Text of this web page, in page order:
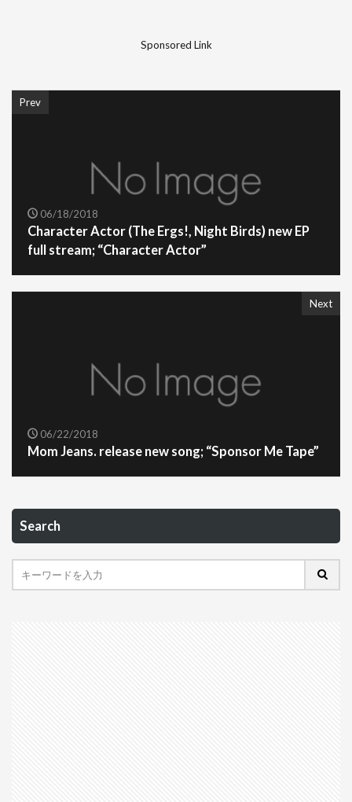
Sponsored Link
Prev
06/18/2018
Character Actor (The Ergs!, Night Birds) new EP
full stream; “Character Actor”
Next
06/22/2018
Mom Jeans. release new song; “Sponsor Me Tape”
Search